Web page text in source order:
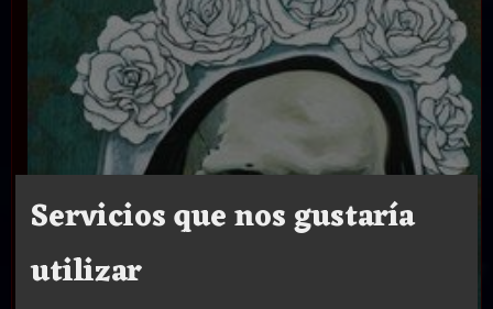
Servicios que nos gustaría
utilizar